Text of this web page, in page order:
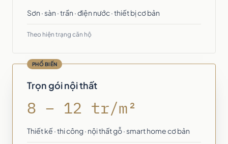
Sơn · sàn · trần · điện nước · thiết bị cơ bản
Theo hiện trạng căn hộ
PHỔ BIẾN
Trọn gói nội thất
8 – 12 tr/m²
Thiết kế · thi công · nội thất gỗ · smart home cơ bản